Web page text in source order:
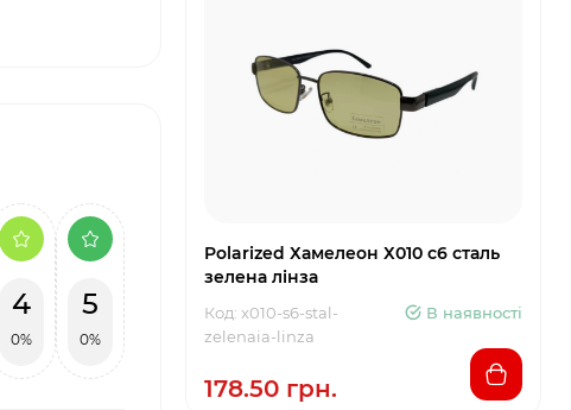
4
0%
5
0%
Polarized Хамелеон Х010 с6 сталь
зелена лінза
Код: x010-s6-stal-
zelenaia-linza
В наявності
178.50 грн.